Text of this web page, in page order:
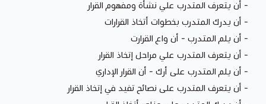
- أن يتعرف المتدرب علي نشأة ومفهوم القرار
- أن يدرك المتدرب بخطوات أتخاذ القرارات
- أن يلم المتدرب - أن واع القرارت
- أن يتعرف المتدرب علي مراحل إتخاذ القرار
- أن يلم المتدرب على أرك - أن القرار الإداري
- أن يتعرف المتدرب على نصائح تفيد في إتخاذ القرار